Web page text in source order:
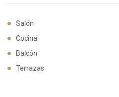
Salón
Cocina
Balcón
Terrazas